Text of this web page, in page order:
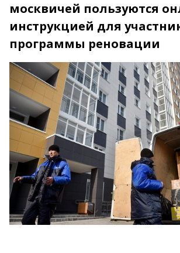
москвичей пользуются
инструкцией для
программы реновации